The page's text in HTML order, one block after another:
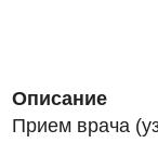
Описание
Прием врача